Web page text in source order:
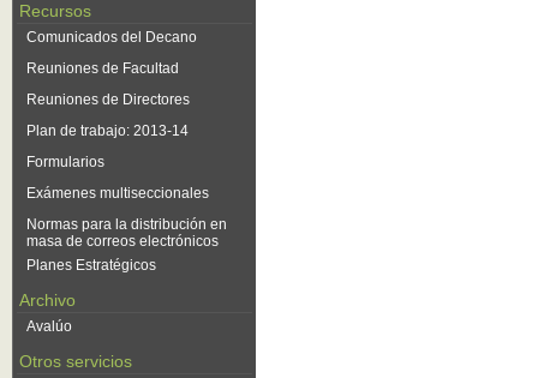
Recursos
Comunicados del Decano
Reuniones de Facultad
Reuniones de Directores
Plan de trabajo: 2013-14
Formularios
Exámenes multiseccionales
Normas para la distribución en
masa de correos electrónicos
Planes Estratégicos
Archivo
Avalúo
Otros servicios